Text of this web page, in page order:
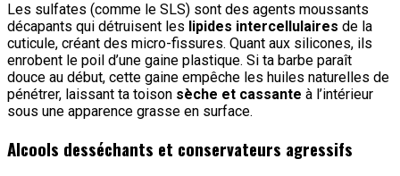
Les sulfates (comme le SLS) sont des agents moussants
décapants qui détruisent les lipides intercellulaires de la
cuticule, créant des micro-fissures. Quant aux silicones, ils
enrobent le poil d’une gaine plastique. Si ta barbe paraît
douce au début, cette gaine empêche les huiles naturelles de
pénétrer, laissant ta toison sèche et cassante à l’intérieur
sous une apparence grasse en surface.
Alcools desséchants et conservateurs agressifs